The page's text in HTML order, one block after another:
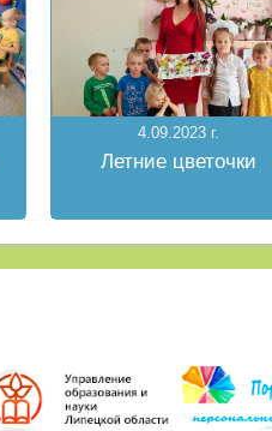
4.09.2023 г.
Летние цветочки